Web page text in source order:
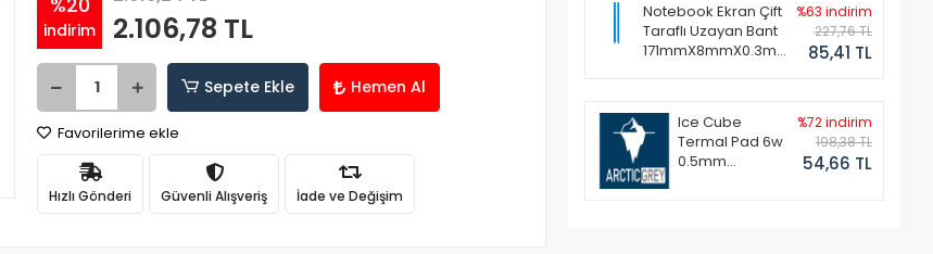
indirim 2.106,78 TL
Sepete Ekle Hemen Al
Favorilerime ekle
Hızlı Gönderi Güvenli Alışveriş İade ve Değişim
Notebook Ekran Çift
Taraflı Uzayan Bant
171mmX8mmX0.3mm
%63 indirim
227,76 TL
85,41 TL
Ice Cube
Termal Pad 6w
0.5mm
%72 indirim
198,38 TL
54,66 TL